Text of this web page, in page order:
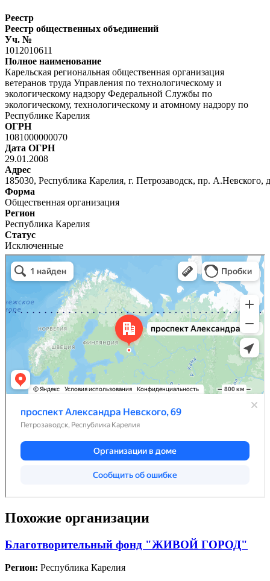
Реестр
Реестр общественных объединений
Уч. №
1012010611
Полное наименование
Карельская региональная общественная организация
ветеранов труда Управления по технологическому и
экологическому надзору Федеральной Службы по
экологическому, технологическому и атомному надзору по
Республике Карелия
ОГРН
1081000000070
Дата ОГРН
29.01.2008
Адрес
185030, Республика Карелия, г. Петрозаводск, пр. А.Невского,
Форма
Общественная организация
Регион
Республика Карелия
Статус
Исключенные
Похожие организации
Благотворительный фонд "ЖИВОЙ ГОРОД"
Регион: Республика Карелия